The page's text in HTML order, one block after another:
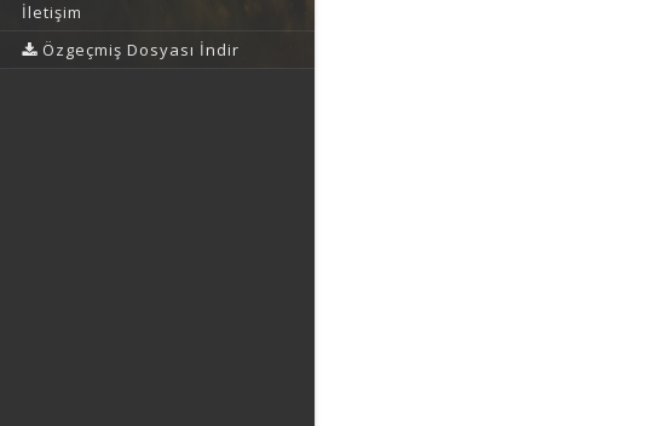
İletişim
Özgeçmiş Dosyası İndir